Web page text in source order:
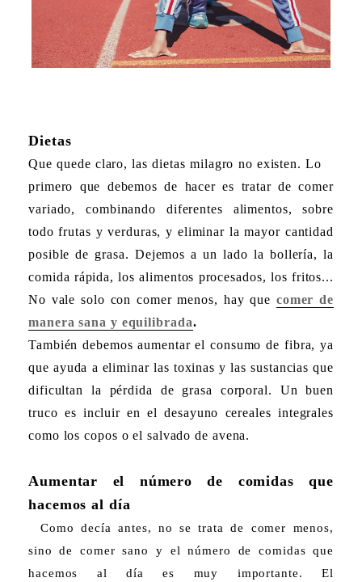
Dietas
Que quede claro,las dietas milagro no existen. Lo
primero que debemos de hacer es tratar de comer
variado, combinando diferentes alimentos, sobre
todo frutas y verduras, y eliminar la mayor cantidad
posible de grasa. Dejemos a un lado la bollería, la
comida rápida, los alimentos procesados, los fritos...
No vale solo con comer menos, hayque comer de
manera sana y equilibrada.
También debemos aumentar el consumo de fibra, ya
que ayuda a eliminar las toxinas y las sustancias que
dificultan la pérdida de grasa corporal. Un buen
truco es incluir en el desayuno cereales integrales
como los copos o el salvado de avena.
Aumentar el número de comidas que
hacemos al día
Como decía antes, no se trata de comer menos,
sino de comer sano y el número de comidas que
hacemos al día es muy importante. El